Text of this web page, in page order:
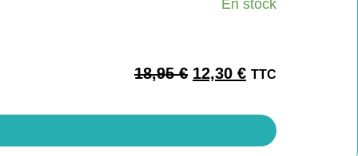
En stock
18,95€ 12,30 € TTC